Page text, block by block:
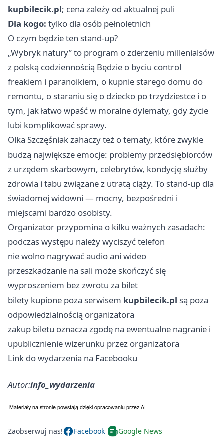
kupbilecik.pl; cena zależy od aktualnej puli
Dla kogo: tylko dla osób pełnoletnich
O czym będzie ten stand-up?
„Wybryk natury” to program o zderzeniu millenialsów
z polską codziennością Będzie o byciu control
freakiem i paranoikiem, o kupnie starego domu do
remontu, o staraniu się o dziecko po trzydziestce i o
tym, jak łatwo wpaść w moralne dylematy, gdy życie
lubi komplikować sprawy.
Olka Szczęśniak zahaczy też o tematy, które zwykle
budzą największe emocje: problemy przedsiębiorców
z urzędem skarbowym, celebrytów, kondycję służby
zdrowia i tabu związane z utratą ciąży. To stand-up dla
świadomej widowni — mocny, bezpośredni i
miejscami bardzo osobisty.
Organizator przypomina o kilku ważnych zasadach:
podczas występu należy wyciszyć telefon
nie wolno nagrywać audio ani wideo
przeszkadzanie na sali może skończyć się
wyproszeniem bez zwrotu za bilet
bilety kupione poza serwisem kupbilecik.pl są poza
odpowiedzialnością organizatora
zakup biletu oznacza zgodę na ewentualne nagranie i
upublicznienie wizerunku przez organizatora
Link do wydarzenia na Facebooku
Autor:info_wydarzenia
Zaobserwuj nas! Facebook Google News